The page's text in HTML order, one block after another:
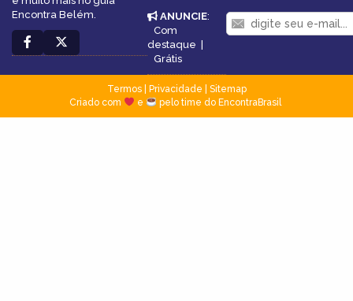
Encontra Belém.
ANUNCIE:
Com
destaque
Grátis
Termos| Privacidade
Sitemap
Criado com
e pelo time do EncontraBrasil